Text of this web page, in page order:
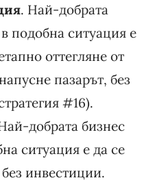
. Най-добрата
подобна ситуация е
оттегляне от
пазарът, без
#16).
добрата бизнес
ситуация е да се
инвестиции.